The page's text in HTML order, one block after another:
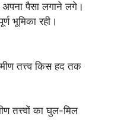
अपना पैसा लगाने लगे।
भूमिका रही।
तत्त्व किस हद तक
तत्त्वों का घुल-मिल